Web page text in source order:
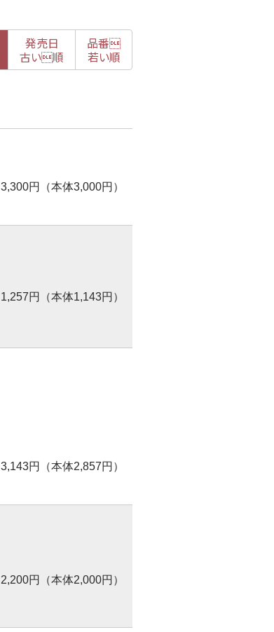
発売日
古い順
品番
若い順
3,300円（本体3,000円）
1,257円（本体1,143円）
3,143円（本体2,857円）
2,200円（本体2,000円）